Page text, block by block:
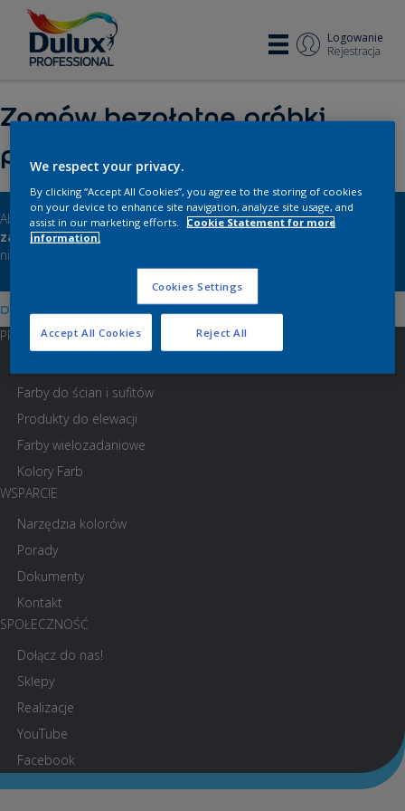
Logowanie
Rejestracja
Zamów bezpłatne próbki
produktów
Aby zamówić bezpłatne próbki produktów Dulux Professional
zalogujsięlubdołącz do Ekipy Dulux Professional
nie masz konta.
Dulux Professional❯Próbki
PRODUKTY
Farby do ścian i sufitów
Produkty do elewacji
Farby wielozadaniowe
Kolory Farb
WSPARCIE
Narzędzia kolorów
Porady
Dokumenty
Kontakt
SPOŁECZNOŚĆ
Dołącz do nas!
Sklepy
Realizacje
YouTube
Facebook
We respect your privacy.
By clicking “Accept All Cookies”, you agree to the storing of cookies
on your device to enhance site navigation, analyze site usage, and
assist in our marketing efforts.
Cookie Statement for more
information.
Cookies Settings
Reject All
Accept All Cookies